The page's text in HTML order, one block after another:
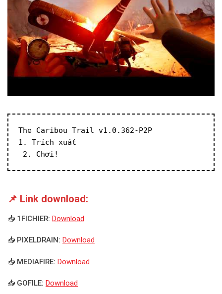
The Caribou Trail v1.0.362-P2P
1. Trích xuất
2. Chơi!
📌 Link download:
📥 1FICHIER: Download
📥 PIXELDRAIN: Download
📥 MEDIAFIRE: Download
📥 GOFILE: Download